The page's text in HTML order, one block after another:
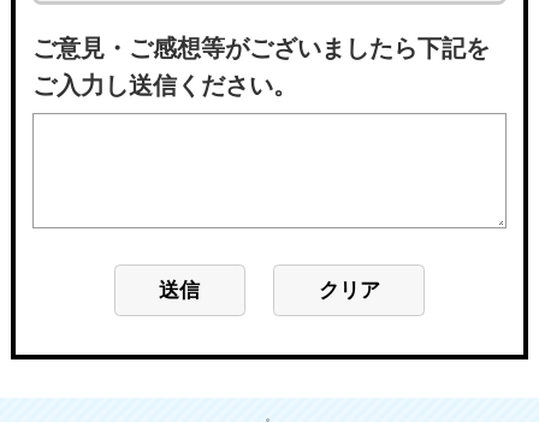
ご意見・ご感想等がございましたら下記を
ご入力し送信ください。